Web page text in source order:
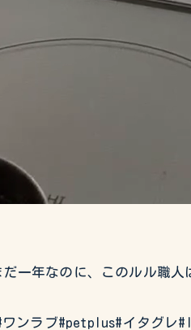
だ一年なのに、このルル職
ワンラブ#petplus#イタグ